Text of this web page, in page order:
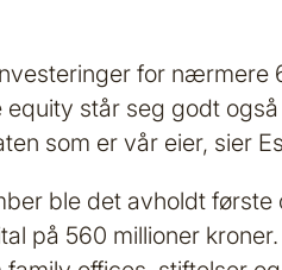
for nærmere
står seg godt
som er vår eier, sier
ble det avholdt
på 560 millioner